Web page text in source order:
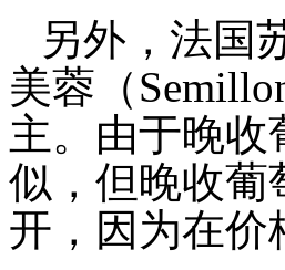
另外，法国
美蓉（
主。由于晚收
似，但晚收葡
开，因为在价